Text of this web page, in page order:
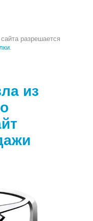
разрешается
.
из